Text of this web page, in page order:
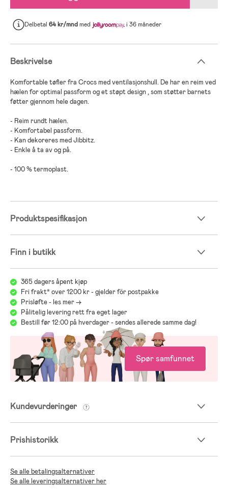
Delbetal 64 kr/mndmed i 36 måneder
Beskrivelse
Komfortable tøfler fra Crocs med ventilasjonshull. De har en reim ved
hælen for optimal passform og et støpt design , som støtter barnets
føtter gjennom hele dagen.
- Reim rundt hælen.
- Komfortabel passform.
- Kan dekoreres med Jibbitz.
- Enkle å ta av og på.
- 100 % termoplast.
Produktspesifikasjon
Finn i butikk
365 dagers åpent kjøp
Fri frakt* over 1200 kr - gjelder för postpakke
Prisløfte - les mer ->
Pålitelig levering rett fra eget lager
Bestill før 12:00 på hverdager - sendes allerede samme dag!
Spør samfunnet
Kundevurderinger
Prishistorikk
Se alle betalingsalternativer
Se alle leveringsalternativer her